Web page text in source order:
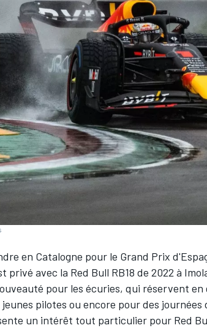
en Catalogne pour le Grand Prix
privé avec la Red Bull RB18 de 2022 à
pour les écuries, qui réservent en
pilotes ou encore pour des
un intérêt tout particulier pour Red